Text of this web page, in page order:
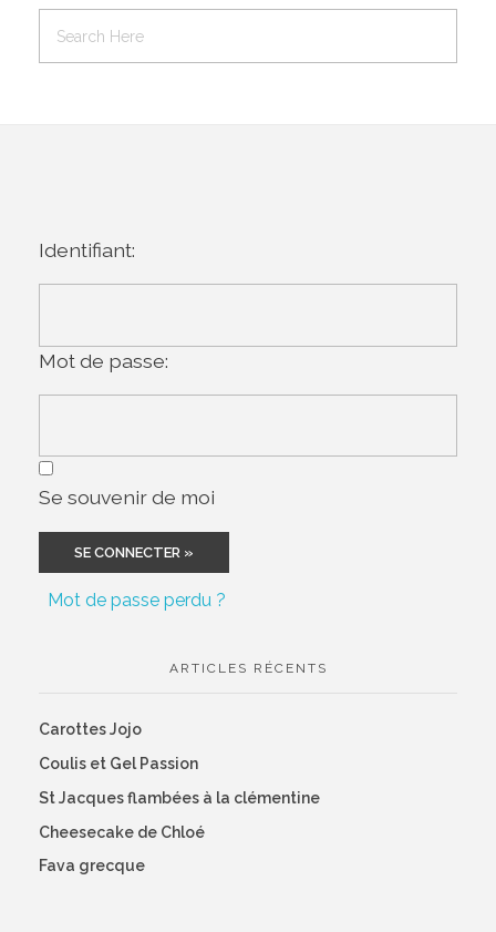
Identifiant:
Mot de passe:
Se souvenir de moi
Mot de passe perdu ?
ARTICLES RÉCENTS
Carottes Jojo
Coulis et Gel Passion
St Jacques flambées à la clémentine
Cheesecake de Chloé
Fava grecque